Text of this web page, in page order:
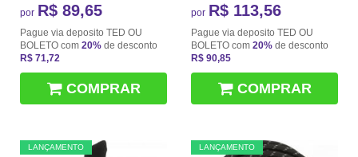
por R$ 89,65
Pague via deposito TED OU
BOLETO com 20% de desconto
R$ 71,72
COMPRAR
por R$ 113,56
Pague via deposito TED OU
BOLETO com 20% de desconto
R$ 90,85
COMPRAR
LANÇAMENTO LANÇAMENTO